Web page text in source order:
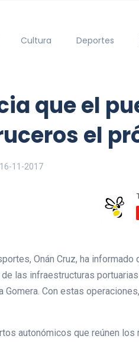
Cultura Deportes
que el
el
16-11-2017
Onán Cruz, ha
las infraestructuras
Gomera. Con estas
autonómicos que reúnen